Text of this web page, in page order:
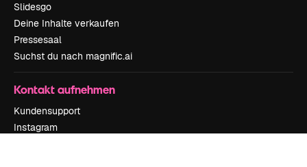
Slidesgo
Deine Inhalte verkaufen
Pressesaal
Suchst du nach magnific.ai
Kontakt aufnehmen
Kundensupport
Instagram